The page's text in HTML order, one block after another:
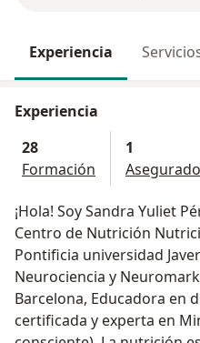
Experiencia
Experiencia
28
Formación
1
¡Hola! Soy Sandra Yuliet
Centro de Nutrición
Pontificia universidad
Neurociencia y
Barcelona, Educadora en
certificada y experta en